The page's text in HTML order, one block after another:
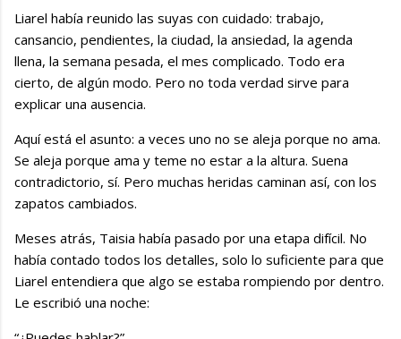
Liarel había reunido las suyas con cuidado: trabajo,
cansancio, pendientes, la ciudad, la ansiedad, la agenda
llena, la semana pesada, el mes complicado. Todo era
cierto, de algún modo. Pero no toda verdad sirve para
explicar una ausencia.
Aquí está el asunto: a veces uno no se aleja porque no ama.
Se aleja porque ama y teme no estar a la altura. Suena
contradictorio, sí. Pero muchas heridas caminan así, con los
zapatos cambiados.
Meses atrás, Taisia había pasado por una etapa difícil. No
había contado todos los detalles, solo lo suficiente para que
Liarel entendiera que algo se estaba rompiendo por dentro.
Le escribió una noche: